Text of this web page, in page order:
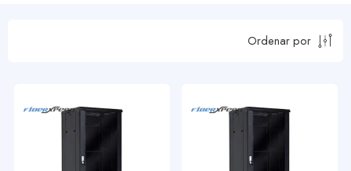
Ordenar por